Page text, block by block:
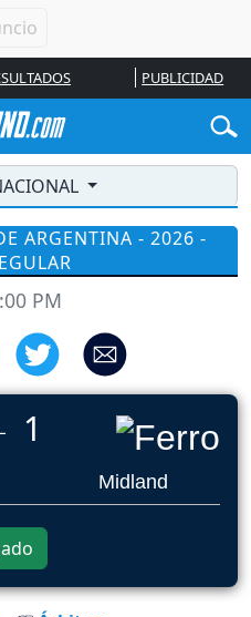
PUBLICIDAD
ARGENTINA - 2026 -
PM
1
Midland